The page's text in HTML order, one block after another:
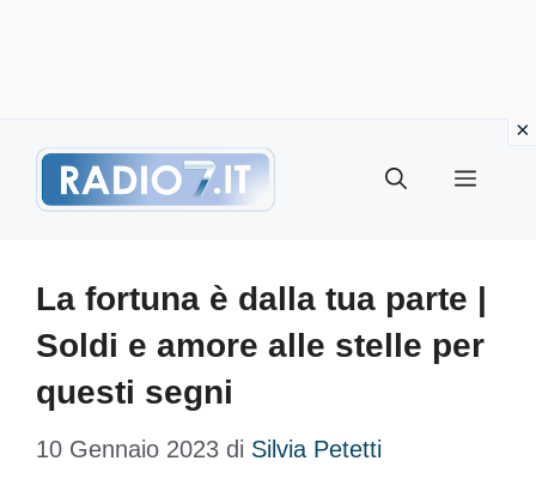
Menu
La fortuna è dalla tua parte |
Soldi e amore alle stelle per
questi segni
10 Gennaio 2023 di Silvia Petetti